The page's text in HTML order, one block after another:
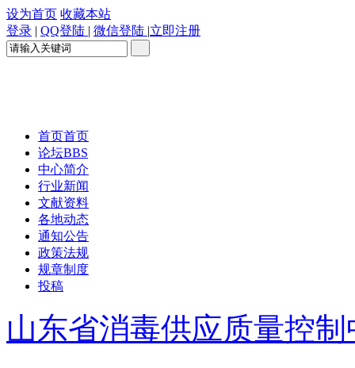
设为首页 收藏本站
登录 | QQ登陆 | 微信登陆 |立即注册
首页首页
论坛BBS
中心简介
行业新闻
文献资料
各地动态
通知公告
政策法规
规章制度
投稿
山东省消毒供应质量控制